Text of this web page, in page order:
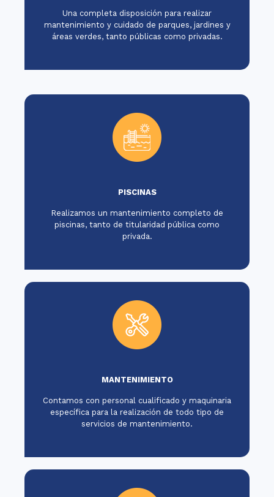
Una completa disposición para realizar
mantenimiento y cuidado de parques, jardines y
áreas verdes, tanto públicas como privadas.
PISCINAS
Realizamos un mantenimiento completo de
piscinas, tanto de titularidad pública como
privada.
MANTENIMIENTO
Contamos con personal cualificado y maquinaria
específica para la realización de todo tipo de
servicios de mantenimiento.